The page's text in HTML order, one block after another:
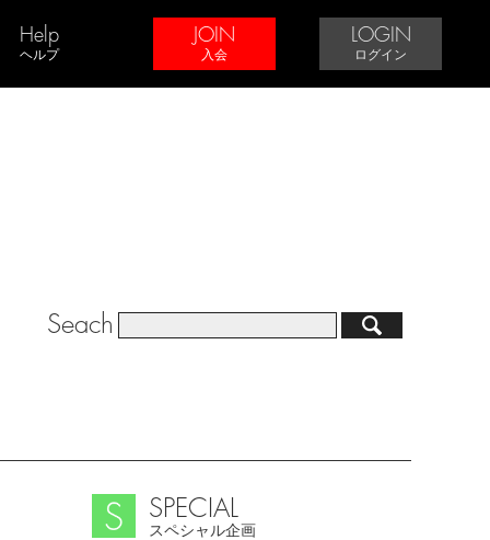
Help
ヘルプ
JOIN
入会
LOGIN
ログイン
Seach
SPECIAL
スペシャル企画